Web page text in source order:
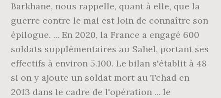
Barkhane, nous rappelle, quant à elle, que la
guerre contre le mal est loin de connaître son
épilogue. ... En 2020, la France a engagé 600
soldats supplémentaires au Sahel, portant ses
effectifs à environ 5.100. Le bilan s'établit à 48
si on y ajoute un soldat mort au Tchad en
2013 dans le cadre de l'opération ... le